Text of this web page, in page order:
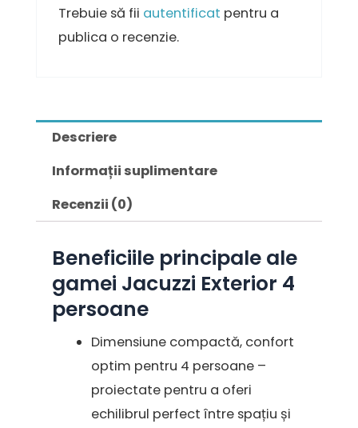
Trebuie să fii autentificat pentru a
publica o recenzie.
Descriere
Informații suplimentare
Recenzii (0)
Beneficiile principale ale
gamei Jacuzzi Exterior 4
persoane
Dimensiune compactă, confort
optim pentru 4 persoane –
proiectate pentru a oferi
echilibrul perfect între spațiu și